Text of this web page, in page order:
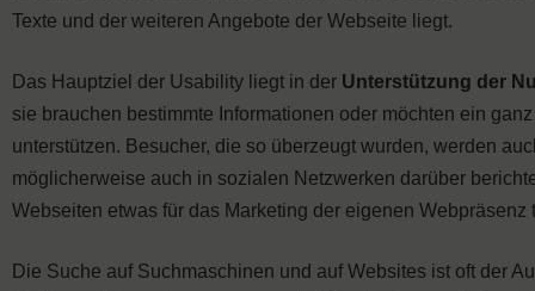
Texte und der weiteren Angebote der Webseite liegt.
Das Hauptziel der Usability liegt in der Unterstützung der
sie brauchen bestimmte Informationen oder möchten ein
unterstützen. Besucher, die so überzeugt wurden, werden
möglicherweise auch in sozialen Netzwerken darüber
Webseiten etwas für das Marketing der eigenen Webpräsenz
Die Suche auf Suchmaschinen und auf Websites ist oft der